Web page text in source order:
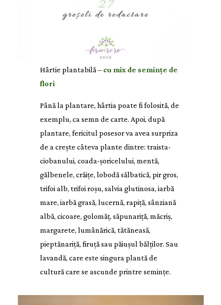
Hârtie plantabilă – cu mix de semințe de
flori
Până la plantare, hârtia poate fi folosită, de
exemplu, ca semn de carte. Apoi, după
plantare, fericitul posesor va avea surpriza
de a crește câteva plante dintre: traista-
ciobanului, coada-șoricelului, mentă,
gălbenele, crăițe, lobodă sălbatică, pir gros,
trifoi alb, trifoi roșu, salvia glutinosa, iarbă
mare, iarbă grasă, lucernă, rapiță, sânziană
albă, cicoare, golomăț, săpunariță, măcriș,
margarete, lumânărică, tătăneasă,
pieptănariță, firuță sau păiușul bălților. Sau
lavandă, care este singura plantă de
cultură care se ascunde printre semințe.